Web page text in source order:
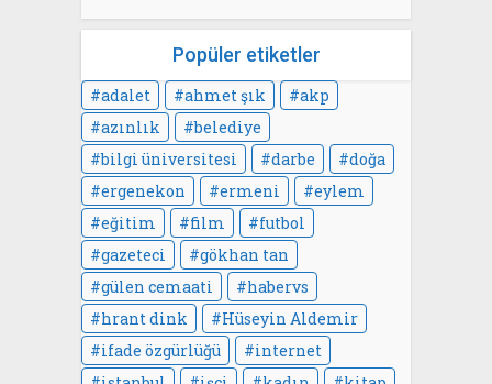
Popüler etiketler
adalet ahmet şık
akp
azınlık
belediye
bilgi üniversitesi
darbe
doğa
ergenekon
ermeni
eylem
eğitim
film
futbol
gazeteci
gökhan tan
gülen cemaati
habervs
hrant dink
Hüseyin Aldemir
ifade özgürlüğü
internet